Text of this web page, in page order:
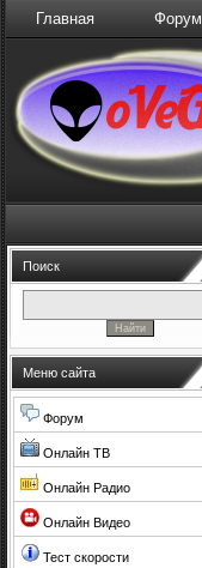
Главная Форум
Поиск
Меню сайта
Форум
Онлайн ТВ
Онлайн Радио
Онлайн Видео
Тест скорости